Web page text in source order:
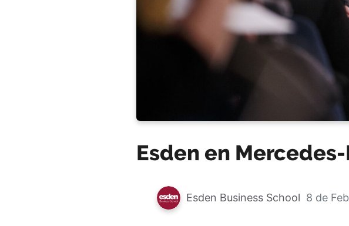
Esden en
Esden Business School 8 de